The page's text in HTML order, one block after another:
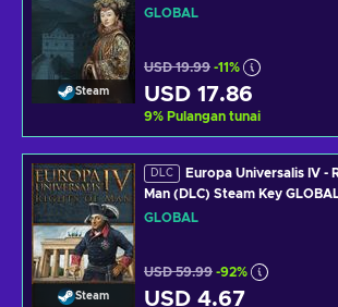
Steam
GLOBAL
USD 19.99 -11%
USD 17.86
9% Pulangan tunai
Steam
DLC
Europa Universalis IV -
Man (DLC) Steam Key
GLOBAL
USD 59.99 -92%
USD 4.67